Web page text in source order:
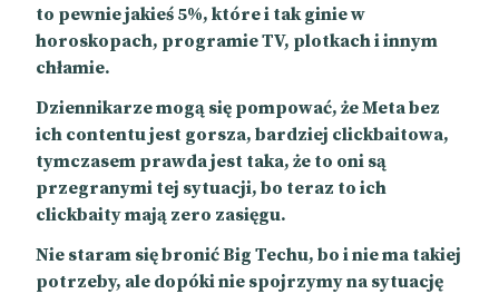
to pewnie jakieś 5%, które i tak ginie w
horoskopach, programie TV, plotkach i innym
chłamie.
Dziennikarze mogą się pompować, że Meta bez
ich contentu jest gorsza, bardziej clickbaitowa,
tymczasem prawda jest taka, że to oni są
przegranymi tej sytuacji, bo teraz to ich
clickbaity mają zero zasięgu.
Nie staram się bronić Big Techu, bo i nie ma takiej
potrzeby, ale dopóki nie spojrzymy na sytuację